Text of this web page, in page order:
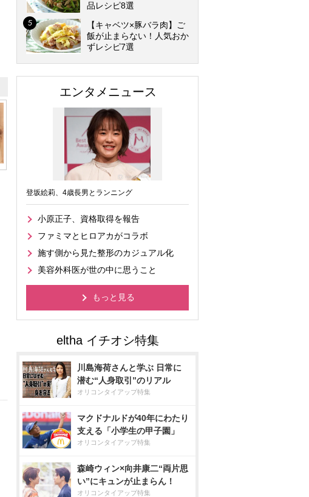
品レシピ8選
【キャベツ×豚バラ肉】ご
飯が止まらない！人気おか
ずレシピ7選
エンタメニュース
登坂絵莉、4歳長男とランニング
小原正子、資格取得を報告
ファミマとヒロアカがコラボ
施す側から見た整形のカジュアル化
美容外科医が世の中に思うこと
もっと見る
川島海荷さんと学ぶ 日常に
潜む“人身取引”のリアル
オリコンタイアップ特集
マクドナルドが40年にわたり
支える「小学生の甲子園」
オリコンタイアップ特集
森崎ウィン×向井康二“両片思
い”にキュンが止まらん！
オリコンタイアップ特集